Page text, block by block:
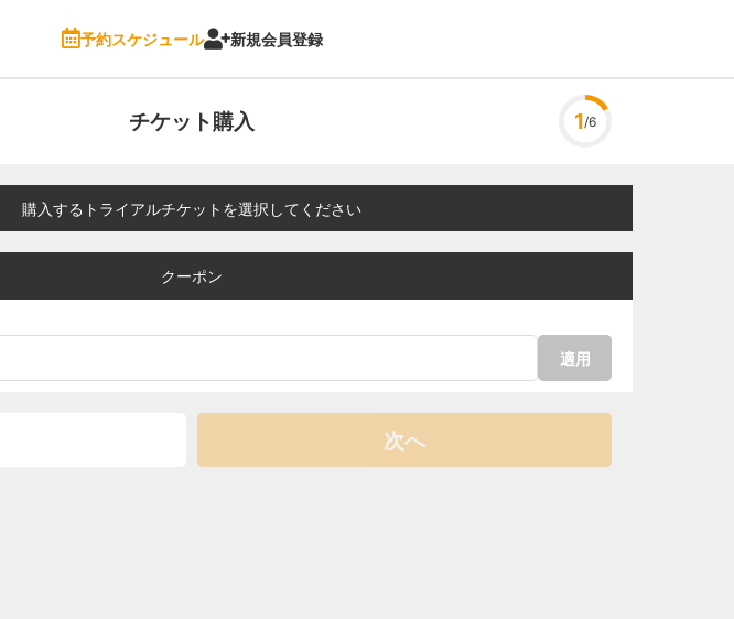
予約スケジュール 新規会員登録
チケット購入 1/6
購入するトライアルチケットを選択してください
クーポン
適用
次へ